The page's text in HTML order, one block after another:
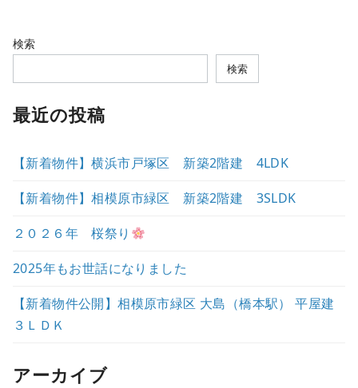
検索
検索
最近の投稿
【新着物件】横浜市戸塚区 新築2階建 4LDK
【新着物件】相模原市緑区 新築2階建 3SLDK
２０２６年 桜祭り
2025年もお世話になりました
【新着物件公開】相模原市緑区 大島（橋本駅） 平屋建
３ＬＤＫ
アーカイブ